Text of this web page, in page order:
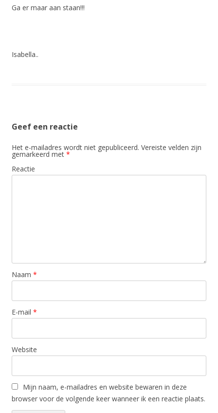
Ga er maar aan staan!!!
Isabella..
Geef een reactie
Het e-mailadres wordt niet gepubliceerd. Vereiste velden zijn
gemarkeerd met *
Reactie
Naam *
E-mail *
Website
Mijn naam, e-mailadres en website bewaren in deze
browser voor de volgende keer wanneer ik een reactie plaats.